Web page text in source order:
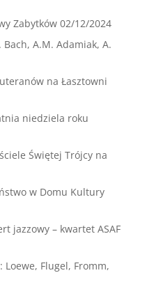
Zabytków 02/12/2024
A.M. Adamiak, A.
na Łasztowni
niedziela roku
Świętej Trójcy na
w Domu Kultury
jazzowy – kwartet ASAF
Loewe, Flugel, Fromm,